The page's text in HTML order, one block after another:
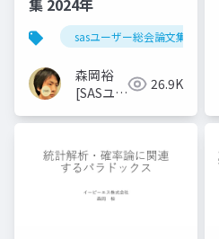
集 2024年
sasユーザー総会論文集 2024年
森岡裕
[SASユー
世話人]
26.9K